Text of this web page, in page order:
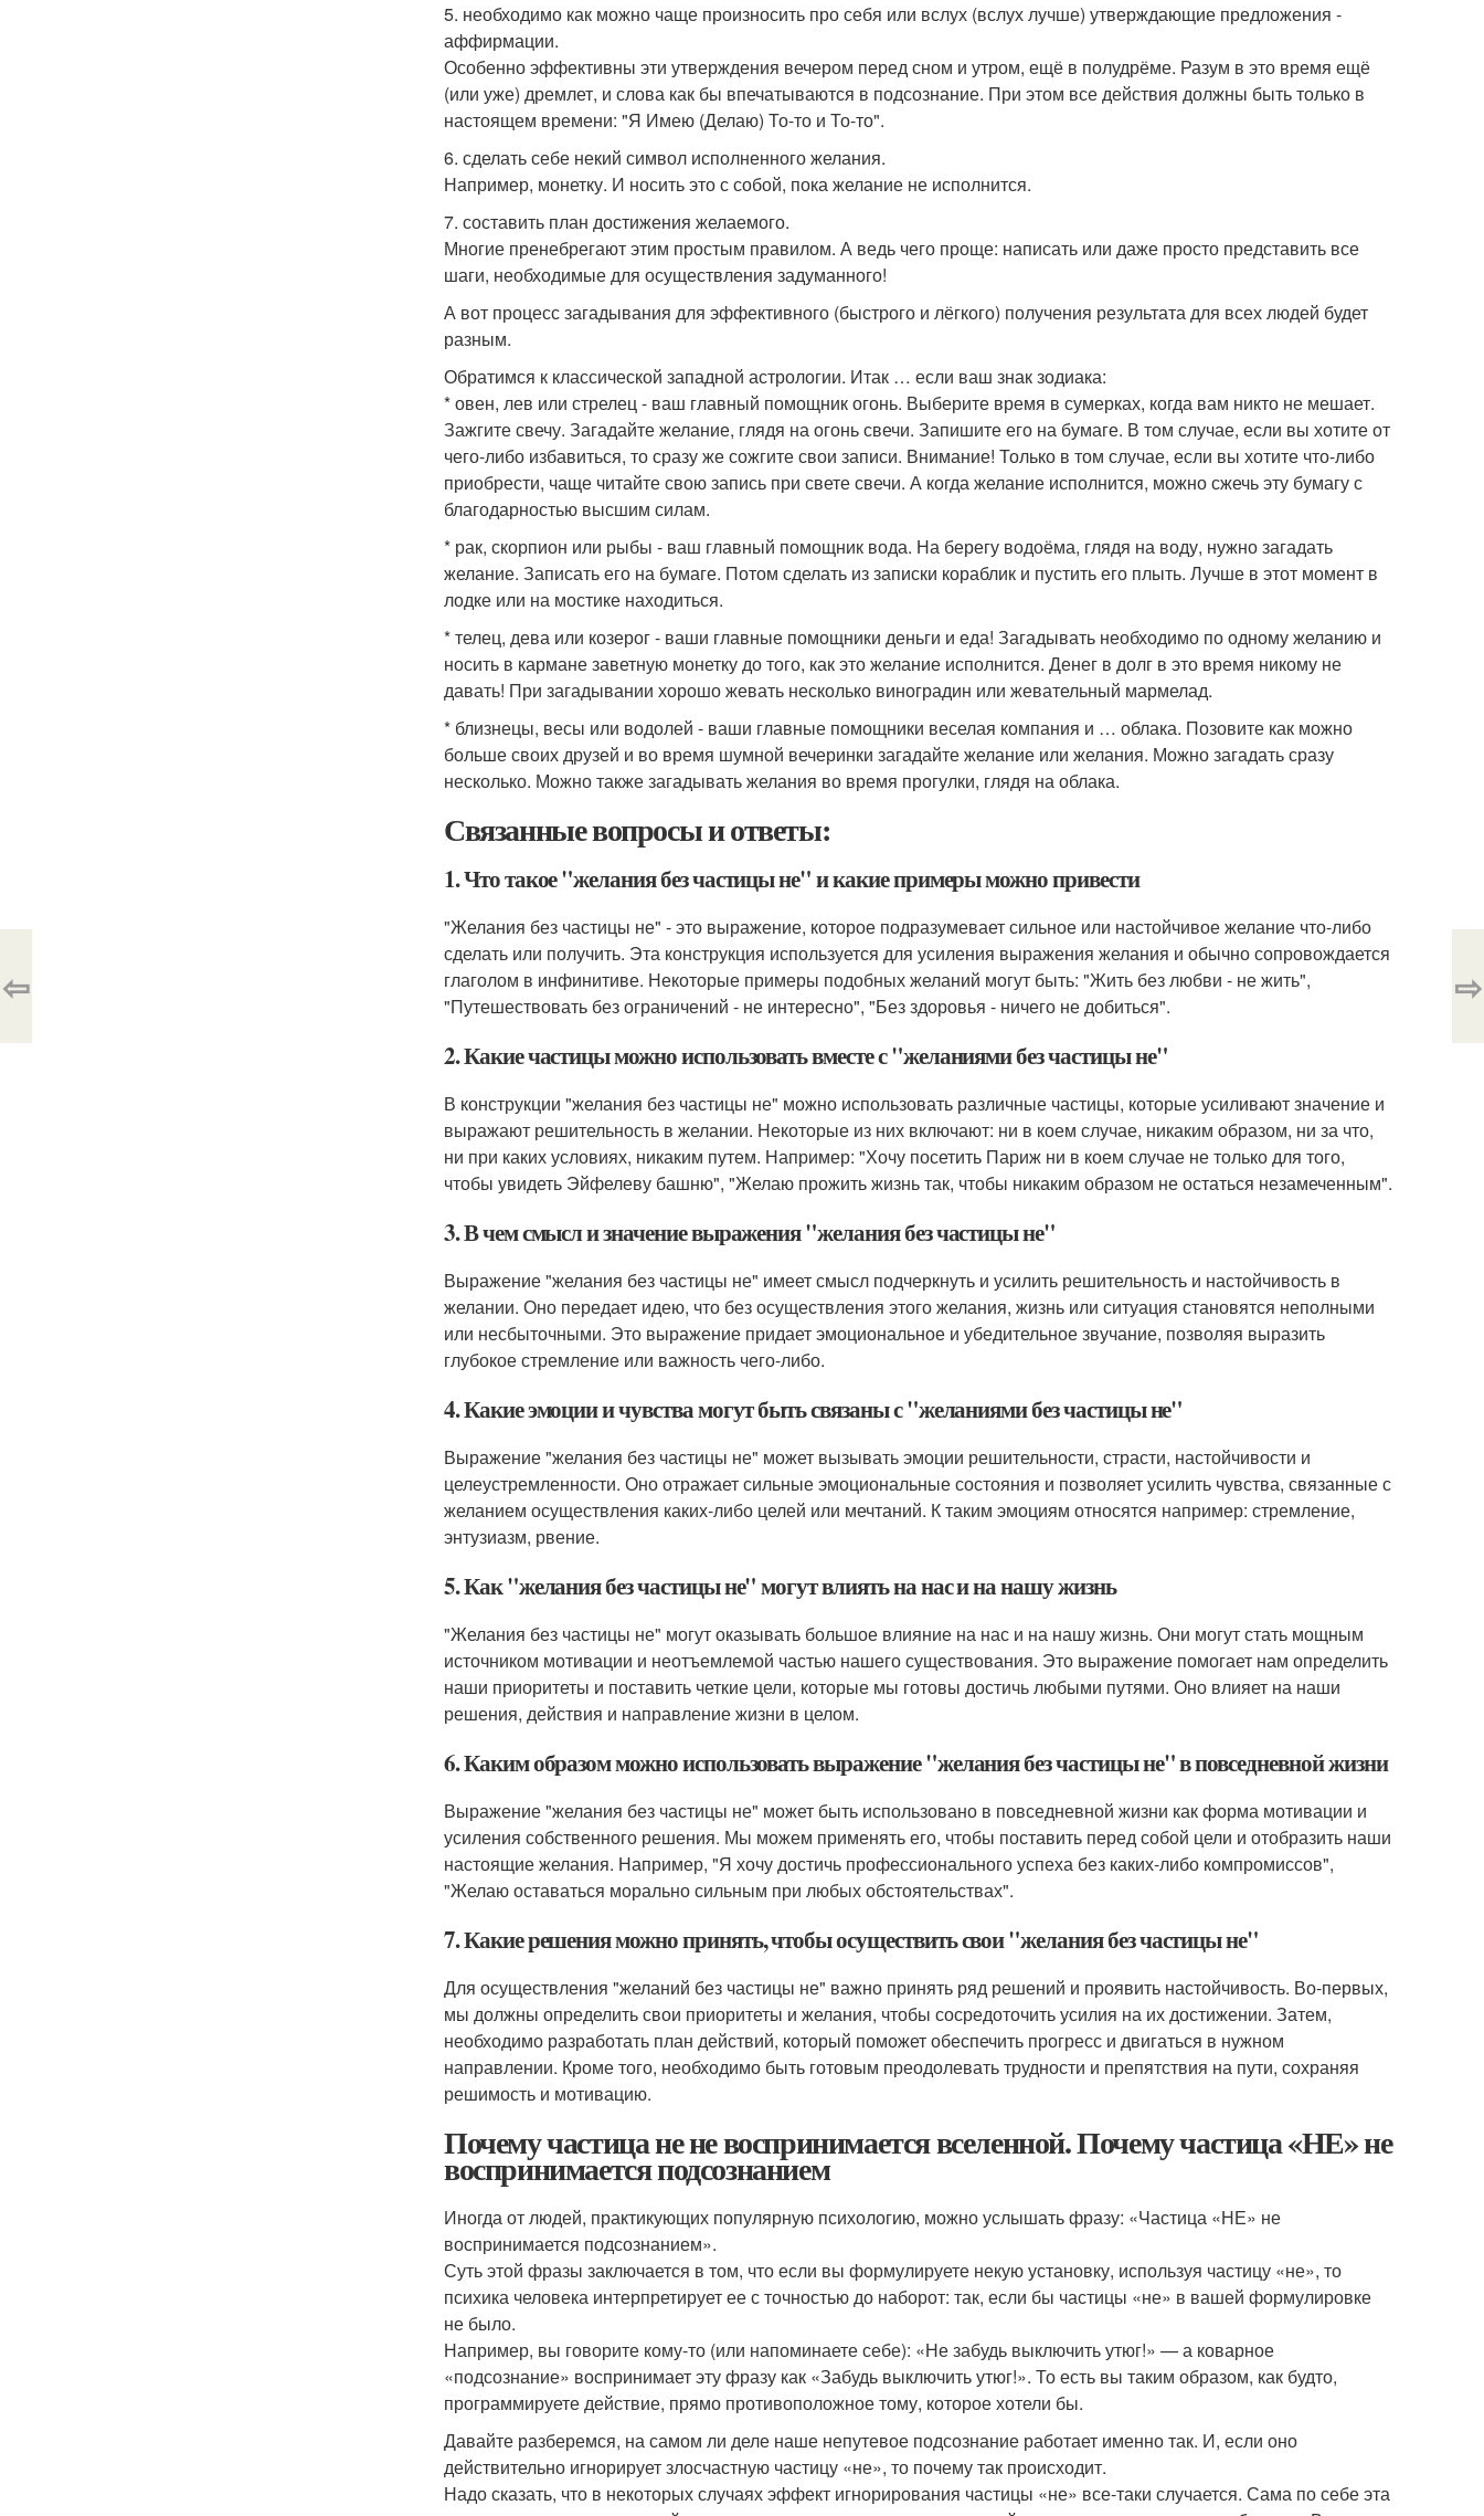
5. необходимо как можно чаще произносить про себя или вслух (вслух лучше) утверждающие предложения -
аффирмации.
Особенно эффективны эти утверждения вечером перед сном и утром, ещё в полудрёме. Разум в это время ещё
(или уже) дремлет, и слова как бы впечатываются в подсознание. При этом все действия должны быть только в
настоящем времени: "Я Имею (Делаю) То-то и То-то".
6. сделать себе некий символ исполненного желания.
Например, монетку. И носить это с собой, пока желание не исполнится.
7. составить план достижения желаемого.
Многие пренебрегают этим простым правилом. А ведь чего проще: написать или даже просто представить все
шаги, необходимые для осуществления задуманного!
А вот процесс загадывания для эффективного (быстрого и лёгкого) получения результата для всех людей будет
разным.
Обратимся к классической западной астрологии. Итак … если ваш знак зодиака:
* овен, лев или стрелец - ваш главный помощник огонь. Выберите время в сумерках, когда вам никто не мешает.
Зажгите свечу. Загадайте желание, глядя на огонь свечи. Запишите его на бумаге. В том случае, если вы хотите от
чего-либо избавиться, то сразу же сожгите свои записи. Внимание! Только в том случае, если вы хотите что-либо
приобрести, чаще читайте свою запись при свете свечи. А когда желание исполнится, можно сжечь эту бумагу с
благодарностью высшим силам.
* рак, скорпион или рыбы - ваш главный помощник вода. На берегу водоёма, глядя на воду, нужно загадать
желание. Записать его на бумаге. Потом сделать из записки кораблик и пустить его плыть. Лучше в этот момент в
лодке или на мостике находиться.
* телец, дева или козерог - ваши главные помощники деньги и еда! Загадывать необходимо по одному желанию и
носить в кармане заветную монетку до того, как это желание исполнится. Денег в долг в это время никому не
давать! При загадывании хорошо жевать несколько виноградин или жевательный мармелад.
* близнецы, весы или водолей - ваши главные помощники веселая компания и … облака. Позовите как можно
больше своих друзей и во время шумной вечеринки загадайте желание или желания. Можно загадать сразу
несколько. Можно также загадывать желания во время прогулки, глядя на облака.
Связанные вопросы и ответы:
1. Что такое "желания без частицы не" и какие примеры можно привести
"Желания без частицы не" - это выражение, которое подразумевает сильное или настойчивое желание что-либо
сделать или получить. Эта конструкция используется для усиления выражения желания и обычно сопровождается
глаголом в инфинитиве. Некоторые примеры подобных желаний могут быть: "Жить без любви - не жить",
"Путешествовать без ограничений - не интересно", "Без здоровья - ничего не добиться".
2. Какие частицы можно использовать вместе с "желаниями без частицы не"
В конструкции "желания без частицы не" можно использовать различные частицы, которые усиливают значение и
выражают решительность в желании. Некоторые из них включают: ни в коем случае, никаким образом, ни за что,
ни при каких условиях, никаким путем. Например: "Хочу посетить Париж ни в коем случае не только для того,
чтобы увидеть Эйфелеву башню", "Желаю прожить жизнь так, чтобы никаким образом не остаться незамеченным".
3. В чем смысл и значение выражения "желания без частицы не"
Выражение "желания без частицы не" имеет смысл подчеркнуть и усилить решительность и настойчивость в
желании. Оно передает идею, что без осуществления этого желания, жизнь или ситуация становятся неполными
или несбыточными. Это выражение придает эмоциональное и убедительное звучание, позволяя выразить
глубокое стремление или важность чего-либо.
4. Какие эмоции и чувства могут быть связаны с "желаниями без частицы не"
Выражение "желания без частицы не" может вызывать эмоции решительности, страсти, настойчивости и
целеустремленности. Оно отражает сильные эмоциональные состояния и позволяет усилить чувства, связанные с
желанием осуществления каких-либо целей или мечтаний. К таким эмоциям относятся например: стремление,
энтузиазм, рвение.
5. Как "желания без частицы не" могут влиять на нас и на нашу жизнь
"Желания без частицы не" могут оказывать большое влияние на нас и на нашу жизнь. Они могут стать мощным
источником мотивации и неотъемлемой частью нашего существования. Это выражение помогает нам определить
наши приоритеты и поставить четкие цели, которые мы готовы достичь любыми путями. Оно влияет на наши
решения, действия и направление жизни в целом.
6. Каким образом можно использовать выражение "желания без частицы не" в повседневной жизни
Выражение "желания без частицы не" может быть использовано в повседневной жизни как форма мотивации и
усиления собственного решения. Мы можем применять его, чтобы поставить перед собой цели и отобразить наши
настоящие желания. Например, "Я хочу достичь профессионального успеха без каких-либо компромиссов",
"Желаю оставаться морально сильным при любых обстоятельствах".
7. Какие решения можно принять, чтобы осуществить свои "желания без частицы не"
Для осуществления "желаний без частицы не" важно принять ряд решений и проявить настойчивость. Во-первых,
мы должны определить свои приоритеты и желания, чтобы сосредоточить усилия на их достижении. Затем,
необходимо разработать план действий, который поможет обеспечить прогресс и двигаться в нужном
направлении. Кроме того, необходимо быть готовым преодолевать трудности и препятствия на пути, сохраняя
решимость и мотивацию.
Почему частица не не воспринимается вселенной. Почему частица «НЕ» не
воспринимается подсознанием
Иногда от людей, практикующих популярную психологию, можно услышать фразу: «Частица «НЕ» не
воспринимается подсознанием».
Суть этой фразы заключается в том, что если вы формулируете некую установку, используя частицу «не», то
психика человека интерпретирует ее с точностью до наборот: так, если бы частицы «не» в вашей формулировке
не было.
Например, вы говорите кому-то (или напоминаете себе): «Не забудь выключить утюг!» — а коварное
«подсознание» воспринимает эту фразу как «Забудь выключить утюг!». То есть вы таким образом, как будто,
программируете действие, прямо противоположное тому, которое хотели бы.
Давайте разберемся, на самом ли деле наше непутевое подсознание работает именно так. И, если оно
действительно игнорирует злосчастную частицу «не», то почему так происходит.
Надо сказать, что в некоторых случаях эффект игнорирования частицы «не» все-таки случается. Сама по себе эта
⇦ ⇨